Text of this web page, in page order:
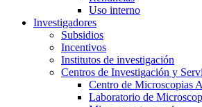
Uso interno
Investigadores
Subsidios
Incentivos
Institutos de investigación
Centros de Investigación y
Centro de Microscopias
Laboratorio de